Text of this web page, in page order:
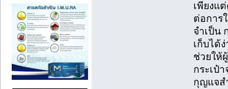
เพียงแ
ต่อการ
จำเป็น
เก็บได้
ช่วยให้
กระเป๋
กุญแจส